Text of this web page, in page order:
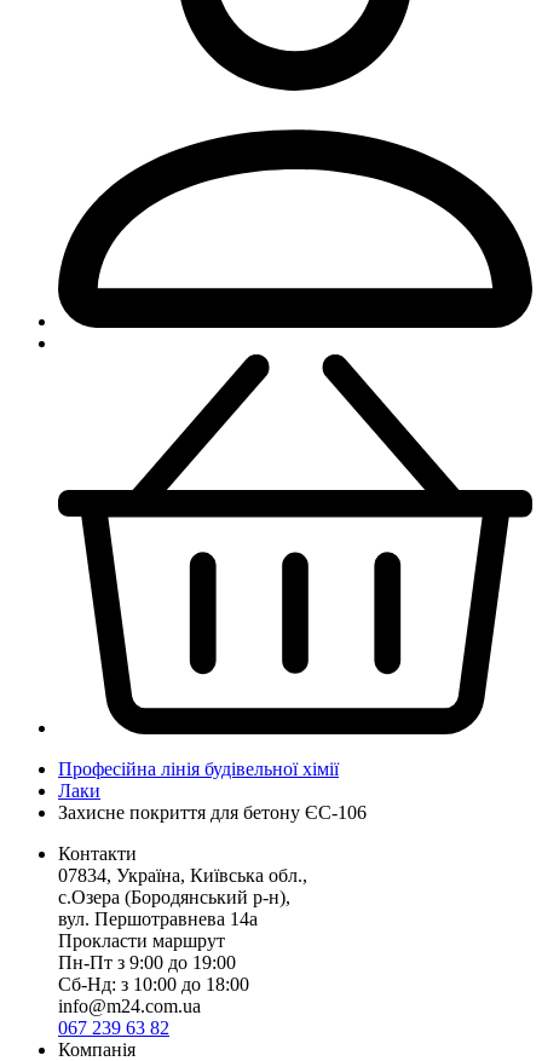
Професійна лінія будівельної хімії
Лаки
Захисне покриття для бетону ЄС-106
Контакти
07834, Україна, Київська обл.,
с.Озера (Бородянський р-н),
вул. Першотравнева 14а
Прокласти маршрут
Пн-Пт з 9:00 до 19:00
Сб-Нд: з 10:00 до 18:00
info@m24.com.ua
067 239 63 82
Компанія